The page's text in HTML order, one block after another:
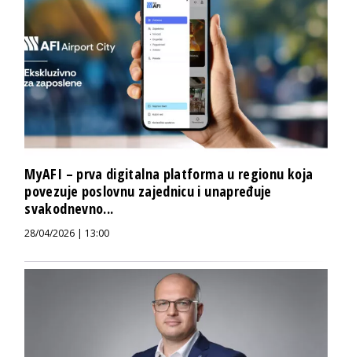
MyAFI – prva digitalna platforma u regionu koja
povezuje poslovnu zajednicu i unapređuje
svakodnevno...
28/04/2026 | 13:00